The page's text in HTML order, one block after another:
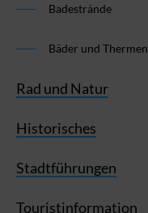
Badestrände
Bäder und Thermen
Rad und Natur
Historisches
Stadtführungen
Touristinformation